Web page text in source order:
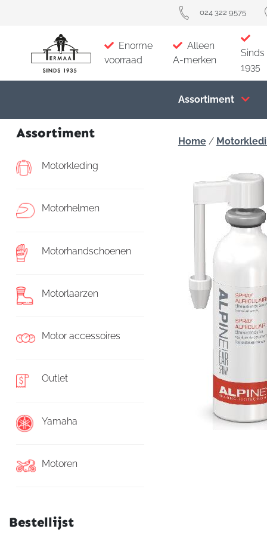
024 322 9575
Enorme
voorraad
Alleen
A-merken
Sinds
1935
Assortiment
Assortiment
Motorkleding
Motorhelmen
Motorhandschoenen
Motorlaarzen
Motor accessoires
Outlet
Yamaha
Motoren
Bestellijst
Home/